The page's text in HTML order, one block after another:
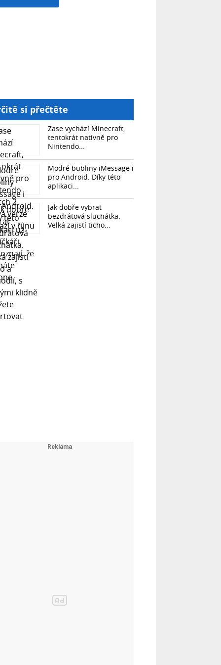
si přečtěte
Zase vychází Minecraft,
tentokrát nativně pro
Nintendo...
Modré bubliny iMessage i
pro Android. Díky této
aplikaci...
Jak dobře vybrat
bezdrátová sluchátka.
Velká zajistí ticho...